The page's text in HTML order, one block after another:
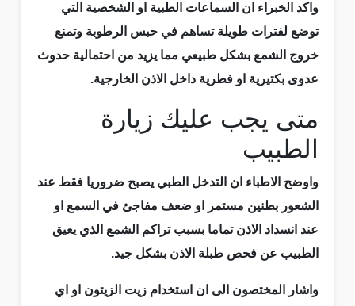
واكد الخبراء ان السماعات الطبية او الشخصية التي
توضع لفترات طويلة تساهم في حبس الرطوبة وتمنع
خروج الشمع بشكل طبيعي مما يزيد من احتمالية حدوث
عدوى بكتيرية او فطرية داخل الاذن الخارجية.
متى يجب عليك زيارة
الطبيب
واوضح الاطباء ان التدخل الطبي يصبح ضروريا فقط عند
الشعور بطنين مستمر او ضعف مفاجئ في السمع او
عند انسداد الاذن تماما بسبب تراكم الشمع الذي يعيق
الطبيب عن فحص طبلة الاذن بشكل جيد.
واشار المختصون الى ان استخدام زيت الزيتون او اي